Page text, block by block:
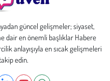
güncel gelişmeler; siyaset,
dair en önemli başlıklar Habere
anlayışıyla en sıcak gelişmeleri
edin.